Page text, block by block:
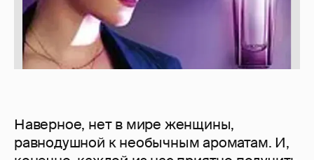
Наверное, нет в мире женщины,
равнодушной к необычным ароматам. И,